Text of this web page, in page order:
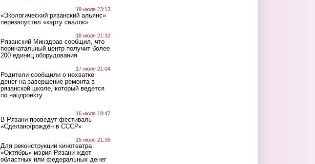
19 июля 23:13
«Экологический рязанский альянс»
перезапустил «карту свалок»
18 июля 21:32
Рязанский Минздрав сообщил, что
перинатальный центр получит более
200 единиц оборудования
17 июля 21:04
Родители сообщили о нехватке
денег на завершение ремонта в
рязанской школе, который ведется
по нацпроекту
16 июля 19:47
В Рязани проведут фестиваль
«Сделано/рождён в СССР»
15 июля 21:36
Для реконструкции кинотеатра
«Октябрь» мэрия Рязани ждет
областных или федеральных денег